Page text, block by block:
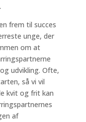
frem til succes
unge, der
om at
udvikling. Ofte,
så vi vil
kvit og frit kan
af